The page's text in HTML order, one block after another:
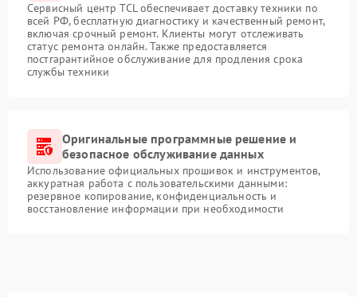
Сервисный центр TCL обеспечивает доставку техники по
всей РФ, бесплатную диагностику и качественный ремонт,
включая срочный ремонт. Клиенты могут отслеживать
статус ремонта онлайн. Также предоставляется
постгарантийное обслуживание для продления срока
службы техники
Оригинальные программные решение и
безопасное обслуживание данных
Использование официальных прошивок и инструментов,
аккуратная работа с пользовательскими данными:
резервное копирование, конфиденциальность и
восстановление информации при необходимости